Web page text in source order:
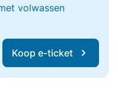
volwassen
Koop e-ticket